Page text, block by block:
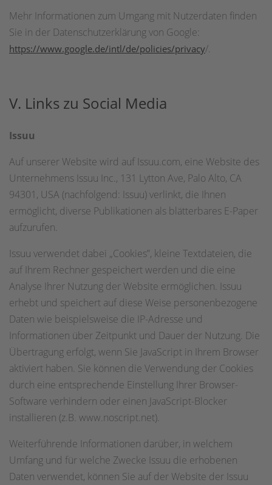
Mehr Informationen zum Umgang mit Nutzerdaten finden
Sie in der Datenschutzerklärung von Google:
https://www.google.de/intl/de/policies/privacy/.
V. Links zu Social Media
Issuu
Auf unserer Website wird auf Issuu.com, eine Website des
Unternehmens Issuu Inc., 131 Lytton Ave, Palo Alto, CA
94301, USA (nachfolgend: Issuu) verlinkt, die Ihnen
ermöglicht, diverse Publikationen als blätterbares E-Paper
aufzurufen.
Issuu verwendet dabei „Cookies”, kleine Textdateien, die
auf Ihrem Rechner gespeichert werden und die eine
Analyse Ihrer Nutzung der Website ermöglichen. Issuu
erhebt und speichert auf diese Weise personenbezogene
Daten wie beispielsweise die IP-Adresse und
Informationen über Zeitpunkt und Dauer der Nutzung. Die
Übertragung erfolgt, wenn Sie JavaScript in Ihrem Browser
aktiviert haben. Sie können die Verwendung der Cookies
durch eine entsprechende Einstellung Ihrer Browser-
Software verhindern oder einen JavaScript-Blocker
installieren (z.B. www.noscript.net).
Weiterführende Informationen darüber, in welchem
Umfang und für welche Zwecke Issuu die erhobenen
Daten verwendet, können Sie auf der Website der Issuu